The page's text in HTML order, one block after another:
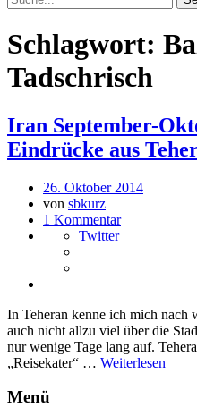
Schlagwort:
Tadschrisch
Iran September-
Eindrücke aus
26. Oktober 2014
von sbkurz
1 Kommentar
Twitter
In Teheran kenne ich mich
auch nicht allzu viel über die
nur wenige Tage lang auf.
„Reisekater“ … Weiterlesen
Menü